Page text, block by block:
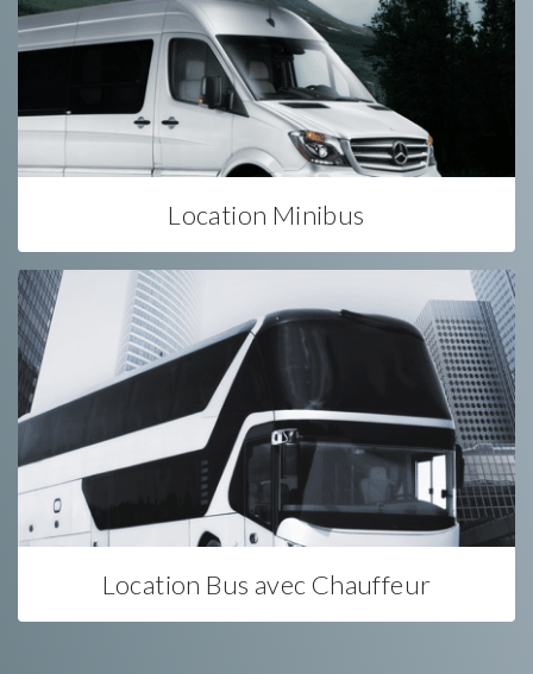
Location Minibus
Location Bus avec Chauffeur